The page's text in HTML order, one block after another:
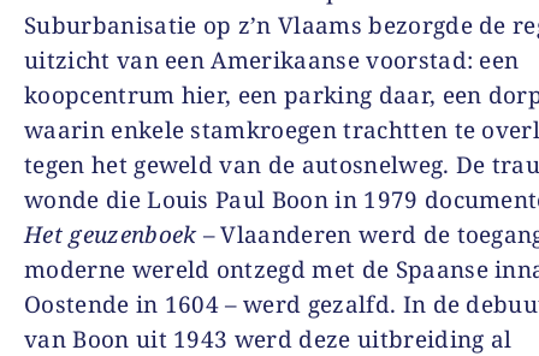
Suburbanisatie op z’n Vlaams bezorgde de
uitzicht van een Amerikaanse voorstad: een
koopcentrum hier, een parking daar, een
waarin enkele stamkroegen trachtten te
tegen het geweld van de autosnelweg. De
wonde die Louis Paul Boon in 1979
Het geuzenboek– Vlaanderen werd de
moderne wereld ontzegd met de Spaanse
Oostende in 1604 – werd gezalfd. In de
van Boon uit 1943 werd deze uitbreiding al